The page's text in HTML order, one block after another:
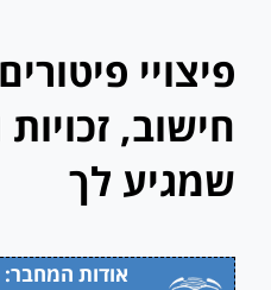
חישוב,
שמגיע לך
אודות המחבר: